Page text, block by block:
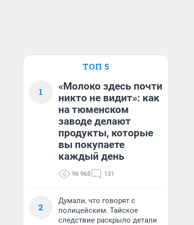
ТОП 5
1
«Молоко здесь почти
никто не видит»: как
на тюменском
заводе делают
продукты, которые
вы покупаете
каждый день
96 965 131
2
Думали, что говорят с
полицейским. Тайское
следствие раскрыло детали